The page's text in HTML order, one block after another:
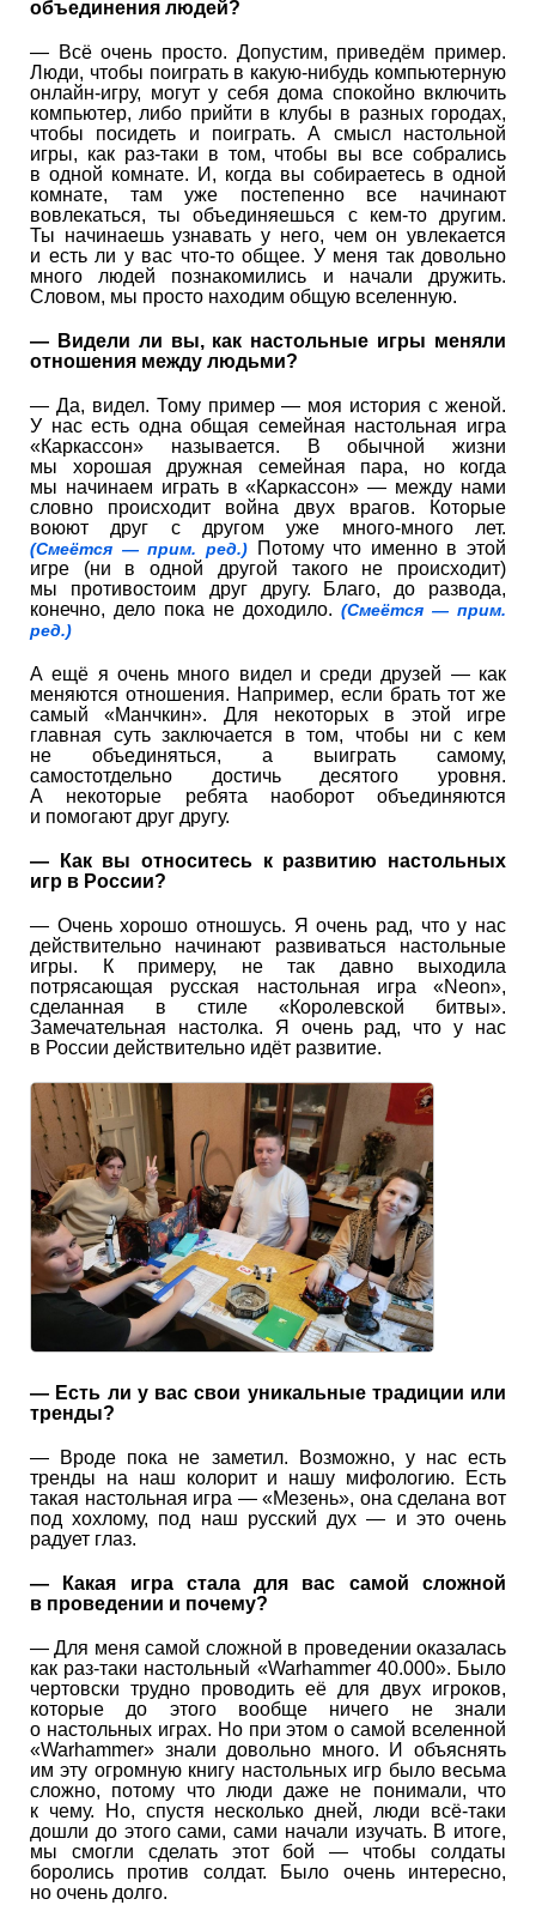
объединения людей?
— Всё очень просто. Допустим, приведём пример.
Люди, чтобы поиграть в какую-нибудь компьютерную
онлайн-игру, могут у себя дома спокойно включить
компьютер, либо прийти в клубы в разных городах,
чтобы посидеть и поиграть. А смысл настольной
игры, как раз-таки в том, чтобы вы все собрались
в одной комнате. И, когда вы собираетесь в одной
комнате, там уже постепенно все начинают
вовлекаться, ты объединяешься с кем-то другим.
Ты начинаешь узнавать у него, чем он увлекается
и есть ли у вас что-то общее. У меня так довольно
много людей познакомились и начали дружить.
Словом, мы просто находим общую вселенную.
— Видели ли вы, как настольные игры меняли
отношения между людьми?
— Да, видел. Тому пример — моя история с женой.
У нас есть одна общая семейная настольная игра
«Каркассон» называется. В обычной жизни
мы хорошая дружная семейная пара, но когда
мы начинаем играть в «Каркассон» — между нами
словно происходит война двух врагов. Которые
воюют друг с другом уже много-много лет.
(Смеётся — прим. ред.)
Потому что именно в этой
игре (ни в одной другой такого не происходит)
мы противостоим друг другу. Благо, до развода,
конечно, дело пока не доходило. (Смеётся — прим.
ред.)
А ещё я очень много видел и среди друзей — как
меняются отношения. Например, если брать тот же
самый «Манчкин». Для некоторых в этой игре
главная суть заключается в том, чтобы ни с кем
не объединяться, а выиграть самому,
самостотдельно достичь десятого уровня.
А некоторые ребята наоборот объединяются
и помогают друг другу.
— Как вы относитесь к развитию настольных
игр в России?
— Очень хорошо отношусь. Я очень рад, что у нас
действительно начинают развиваться настольные
игры. К примеру, не так давно выходила
потрясающая русская настольная игра «Neon»,
сделанная в стиле «Королевской битвы».
Замечательная настолка. Я очень рад, что у нас
в России действительно идёт развитие.
— Есть ли у вас свои уникальные традиции или
тренды?
— Вроде пока не заметил. Возможно, у нас есть
тренды на наш колорит и нашу мифологию. Есть
такая настольная игра — «Мезень», она сделана вот
под хохлому, под наш русский дух — и это очень
радует глаз.
— Какая игра стала для вас самой сложной
в проведении и почему?
— Для меня самой сложной в проведении оказалась
как раз-таки настольный «Warhammer 40.000». Было
чертовски трудно проводить её для двух игроков,
которые до этого вообще ничего не знали
о настольных играх. Но при этом о самой вселенной
«Warhammer» знали довольно много. И объяснять
им эту огромную книгу настольных игр было весьма
сложно, потому что люди даже не понимали, что
к чему. Но, спустя несколько дней, люди всё-таки
дошли до этого сами, сами начали изучать. В итоге,
мы смогли сделать этот бой — чтобы солдаты
боролись против солдат. Было очень интересно,
но очень долго.